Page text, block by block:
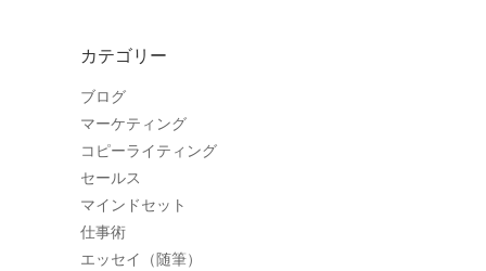
カテゴリー
ブログ
マーケティング
コピーライティング
セールス
マインドセット
仕事術
エッセイ（随筆）